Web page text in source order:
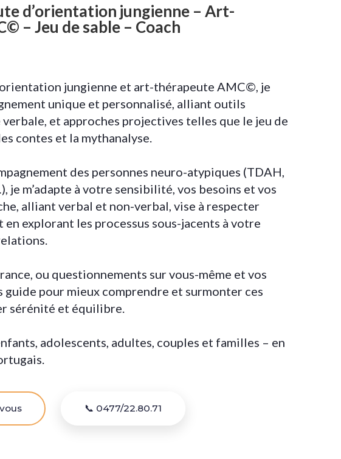
d’orientation jungienne – Art-
– Jeu de sable – Coach
jungienne et art-thérapeute AMC©, je
unique et personnalisé, alliant outils
et approches projectives telles que le jeu de
contes et la mythanalyse.
des personnes neuro-atypiques (TDAH,
je m’adapte à votre sensibilité, vos besoins et vos
alliant verbal et non-verbal, vise à respecter
explorant les processus sous-jacents à votre
ou questionnements sur vous-même et vos
guide pour mieux comprendre et surmonter ces
sérénité et équilibre.
adolescents, adultes, couples et familles – en
📞 0477/22.80.71